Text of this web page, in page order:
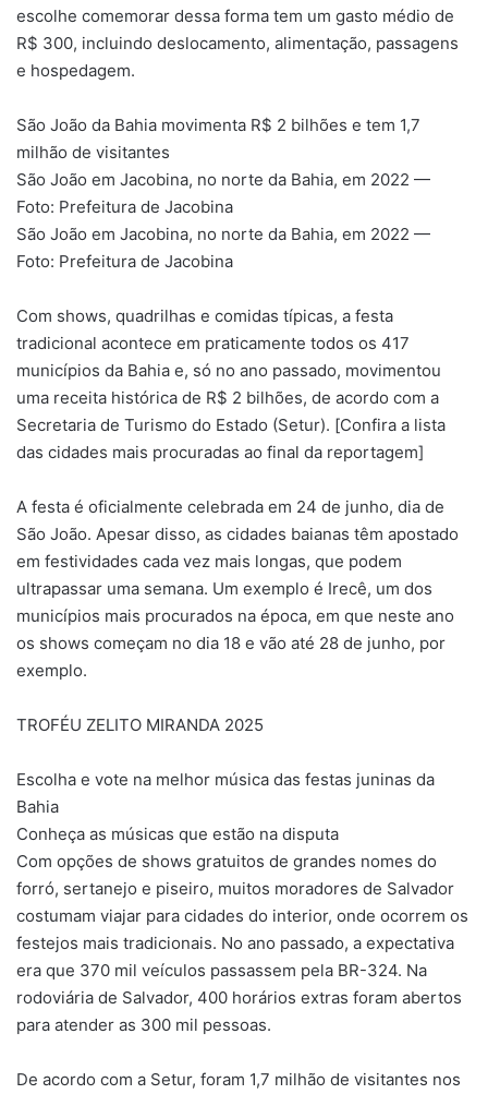
escolhe comemorar dessa forma tem um gasto médio de
R$ 300, incluindo deslocamento, alimentação, passagens
e hospedagem.
São João da Bahia movimenta R$ 2 bilhões e tem 1,7
milhão de visitantes
São João em Jacobina, no norte da Bahia, em 2022 —
Foto: Prefeitura de Jacobina
São João em Jacobina, no norte da Bahia, em 2022 —
Foto: Prefeitura de Jacobina
Com shows, quadrilhas e comidas típicas, a festa
tradicional acontece em praticamente todos os 417
municípios da Bahia e, só no ano passado, movimentou
uma receita histórica de R$ 2 bilhões, de acordo com a
Secretaria de Turismo do Estado (Setur). [Confira a lista
das cidades mais procuradas ao final da reportagem]
A festa é oficialmente celebrada em 24 de junho, dia de
São João. Apesar disso, as cidades baianas têm apostado
em festividades cada vez mais longas, que podem
ultrapassar uma semana. Um exemplo é Irecê, um dos
municípios mais procurados na época, em que neste ano
os shows começam no dia 18 e vão até 28 de junho, por
exemplo.
TROFÉU ZELITO MIRANDA 2025
Escolha e vote na melhor música das festas juninas da
Bahia
Conheça as músicas que estão na disputa
Com opções de shows gratuitos de grandes nomes do
forró, sertanejo e piseiro, muitos moradores de Salvador
costumam viajar para cidades do interior, onde ocorrem os
festejos mais tradicionais. No ano passado, a expectativa
era que 370 mil veículos passassem pela BR-324. Na
rodoviária de Salvador, 400 horários extras foram abertos
para atender as 300 mil pessoas.
De acordo com a Setur, foram 1,7 milhão de visitantes nos